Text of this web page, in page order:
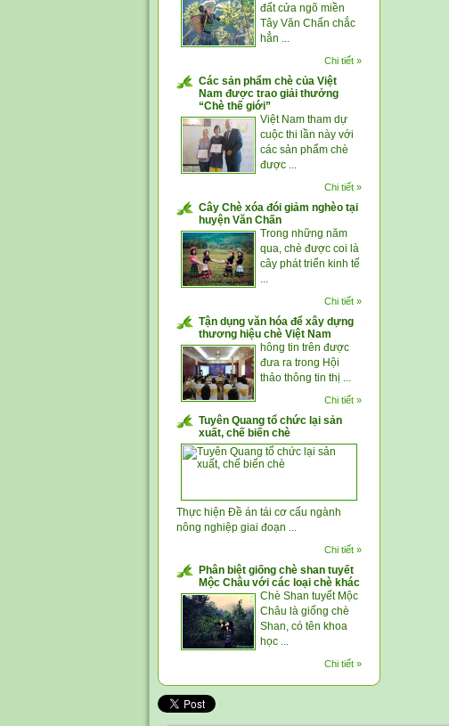
đất cửa ngõ miền
Tây Văn Chấn chắc
hẳn ...
Chi tiết »
Các sản phẩm chè của Việt
Nam được trao giải thưởng
“Chè thế giới”
Việt Nam tham dự
cuộc thi lần này với
các sản phẩm chè
được ...
Chi tiết »
Cây Chè xóa đói giảm nghèo tại
huyện Văn Chấn
Trong những năm
qua, chè được coi là
cây phát triển kinh tế
...
Chi tiết »
Tận dụng văn hóa để xây dựng
thương hiệu chè Việt Nam
hông tin trên được
đưa ra trong Hội
thảo thông tin thị ...
Chi tiết »
Tuyên Quang tổ chức lại sản
xuất, chế biến chè
Thực hiện Đề án tái cơ cấu ngành
nông nghiệp giai đoạn ...
Chi tiết »
Phân biệt giống chè shan tuyết
Mộc Châu với các loại chè khác
Chè Shan tuyết Mộc
Châu là giống chè
Shan, có tên khoa
học ...
Chi tiết »